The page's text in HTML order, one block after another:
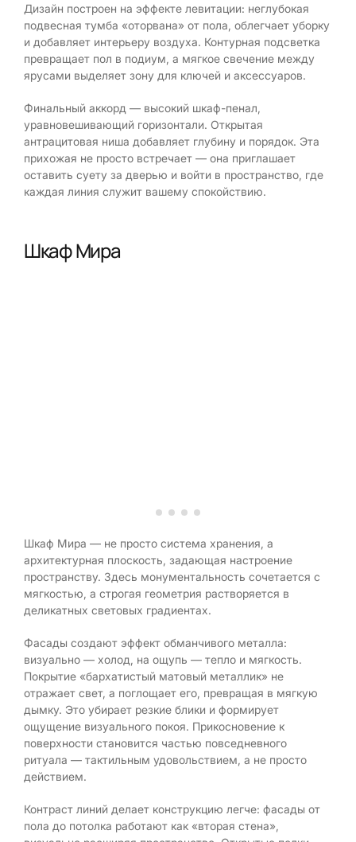
Дизайн построен на эффекте левитации: неглубокая
подвесная тумба «оторвана» от пола, облегчает уборку
и добавляет интерьеру воздуха. Контурная подсветка
превращает пол в подиум, а мягкое свечение между
ярусами выделяет зону для ключей и аксессуаров.
Финальный аккорд — высокий шкаф-пенал,
уравновешивающий горизонтали. Открытая
антрацитовая ниша добавляет глубину и порядок. Эта
прихожая не просто встречает — она приглашает
оставить суету за дверью и войти в пространство, где
каждая линия служит вашему спокойствию.
Шкаф Мира
Шкаф Мира — не просто система хранения, а
архитектурная плоскость, задающая настроение
пространству. Здесь монументальность сочетается с
мягкостью, а строгая геометрия растворяется в
деликатных световых градиентах.
Фасады создают эффект обманчивого металла:
визуально — холод, на ощупь — тепло и мягкость.
Покрытие «бархатистый матовый металлик» не
отражает свет, а поглощает его, превращая в мягкую
дымку. Это убирает резкие блики и формирует
ощущение визуального покоя. Прикосновение к
поверхности становится частью повседневного
ритуала — тактильным удовольствием, а не просто
действием.
Контраст линий делает конструкцию легче: фасады от
пола до потолка работают как «вторая стена»,